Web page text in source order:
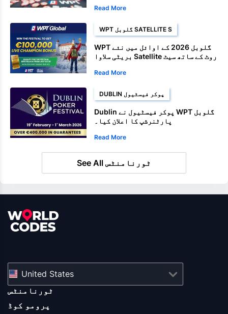
Read More
WPT گلوبل SATELLITE S
WPT گلوبل 2026 کے اوائل میں نئے
بریٹی سلاوا Satellite روٹ کے ساتھ سیٹ
Read More
DUBLIN پوکر فیسٹیول
Dublin پوکر فیسٹیول نے WPT گلوبل
پارٹنرشپ کا اعلان کیا۔
Read More
See All ٹورنامنٹس
United States
ٹورنامنٹس
پرومو کوڈ